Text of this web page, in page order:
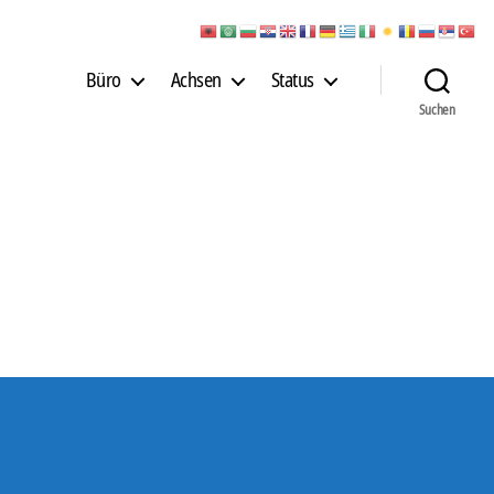
Büro Achsen Status
Suchen